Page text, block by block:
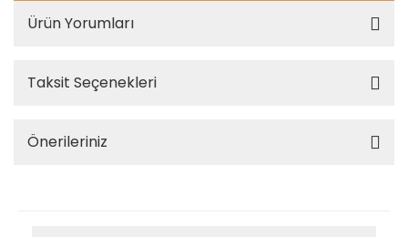
Ürün Yorumları
Taksit Seçenekleri
Önerileriniz